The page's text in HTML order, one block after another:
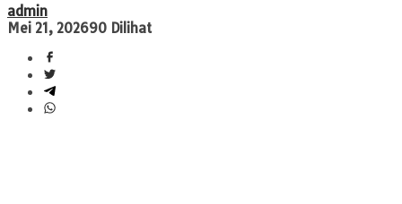
admin
Mei 21, 202690 Dilihat